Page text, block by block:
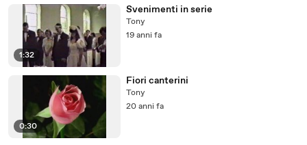
1:32
Svenimenti in serie
Tony
19 anni fa
0:30
Fiori canterini
Tony
20 anni fa